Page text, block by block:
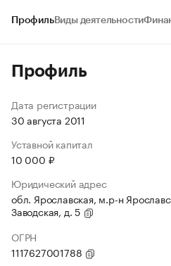
ПрофильВиды деятельности
Профиль
Дата регистрации
30 августа 2011
Уставной капитал
10 000 ₽
Юридический адрес
обл. Ярославская, м.р-н
Заводская, д. 5
ОГРН
1117627001788